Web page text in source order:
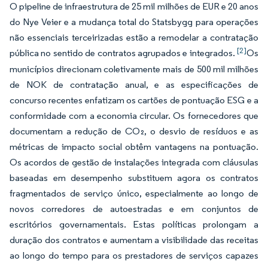
O pipeline de infraestrutura de 25 mil milhões de EUR e 20 anos
do Nye Veier e a mudança total do Statsbygg para operações
não essenciais terceirizadas estão a remodelar a contratação
pública no sentido de contratos agrupados e integrados. [2]Os
municípios direcionam coletivamente mais de 500 mil milhões
de NOK de contratação anual, e as especificações de
concurso recentes enfatizam os cartões de pontuação ESG e a
conformidade com a economia circular. Os fornecedores que
documentam a redução de CO₂, o desvio de resíduos e as
métricas de impacto social obtêm vantagens na pontuação.
Os acordos de gestão de instalações integrada com cláusulas
baseadas em desempenho substituem agora os contratos
fragmentados de serviço único, especialmente ao longo de
novos corredores de autoestradas e em conjuntos de
escritórios governamentais. Estas políticas prolongam a
duração dos contratos e aumentam a visibilidade das receitas
ao longo do tempo para os prestadores de serviços capazes